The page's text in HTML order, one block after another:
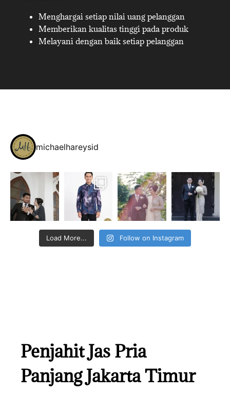
Menghargai setiap nilai uang pelanggan
Memberikan kualitas tinggi pada produk
Melayani dengan baik setiap pelanggan
michaelhareysid
Load More... Follow on Instagram
Penjahit Jas Pria
Panjang Jakarta Timur